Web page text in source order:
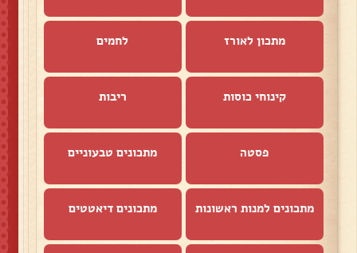
מתכון לאורז לחמים
קינוחי כוסות ריבות
פסטה מתכונים טבעוניים
מתכונים למנות ראשונות מתכונים דיאטטים